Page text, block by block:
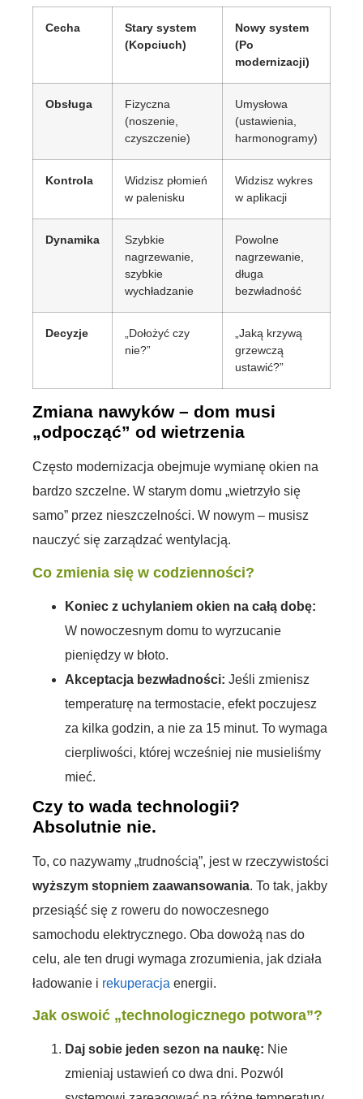
Cecha
Stary system
(Kopciuch)
Nowy system
(Po
modernizacji)
Obsługa
Fizyczna
(noszenie,
czyszczenie)
Umysłowa
(ustawienia,
harmonogramy)
Kontrola
Widzisz płomień
w palenisku
Widzisz wykres
w aplikacji
Dynamika
Szybkie
nagrzewanie,
szybkie
wychładzanie
Powolne
nagrzewanie,
długa
bezwładność
Decyzje
„Dołożyć czy
nie?”
„Jaką krzywą
grzewczą
ustawić?”
Zmiana nawyków – dom musi
„odpocząć” od wietrzenia
Często modernizacja obejmuje wymianę okien na
bardzo szczelne. W starym domu „wietrzyło się
samo” przez nieszczelności. W nowym – musisz
nauczyć się zarządzać wentylacją.
Co zmienia się w codzienności?
Koniec z uchylaniem okien na całą dobę:
W nowoczesnym domu to wyrzucanie
pieniędzy w błoto.
Akceptacja bezwładności: Jeśli zmienisz
temperaturę na termostacie, efekt poczujesz
za kilka godzin, a nie za 15 minut. To wymaga
cierpliwości, której wcześniej nie musieliśmy
mieć.
Czy to wada technologii?
Absolutnie nie.
To, co nazywamy „trudnością”, jest w rzeczywistości
wyższym stopniem zaawansowania. To tak, jakby
przesiąść się z roweru do nowoczesnego
samochodu elektrycznego. Oba dowożą nas do
celu, ale ten drugi wymaga zrozumienia, jak działa
ładowanie i rekuperacja energii.
Jak oswoić „technologicznego potwora”?
Daj sobie jeden sezon na naukę: Nie
zmieniaj ustawień co dwa dni. Pozwól